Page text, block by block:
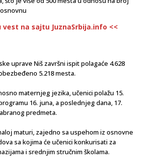
vest na sajtu JuznaSrbija.info <<
uprave Niš završni ispit polagaće 4.628
5.218 mesta.
maternjeg jezika, učenici polažu 15.
16. juna, a poslednjeg dana, 17.
predmeta.
maturi, zajedno sa uspehom iz osnovne
sa kojima će učenici konkurisati za
i srednjim stručnim školama.